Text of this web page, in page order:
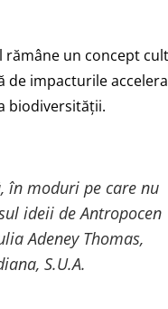
rămâne un concept
impacturile
biodiversității.
în moduri pe care nu
ideii de Antropocen
Adeney Thomas,
S.U.A.